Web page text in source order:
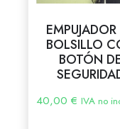
EMPUJADOR
BOLSILLO
BOTÓN
40,00€ IVA no